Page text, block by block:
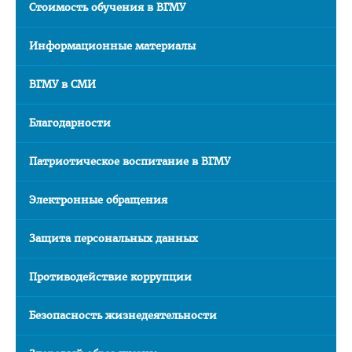
Правовое просвещение
Студенческий городок
Студенческий совет ВГМУ
Каталог учебных дисциплин
Комиссия по снижению оплаты, переводу на бюджет
Нормативные документы
Образцы заявлений
ВЫПУСКНИКУ
Интернатура
Стоимость обучения в ВГМУ
Информационные материалы
ВГМУ в СМИ
Благодарности
Патриотическое воспитание в ВГМУ
Электронные обращения
Защита персональных данных
Противодействие коррупции
Безопасность жизнедеятельности